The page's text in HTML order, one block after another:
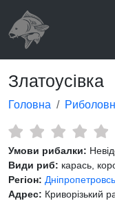
Златоусівка
Головна
Умови рибалки:
Види риб: карась,
Регіон:
Адрес: Криворізький